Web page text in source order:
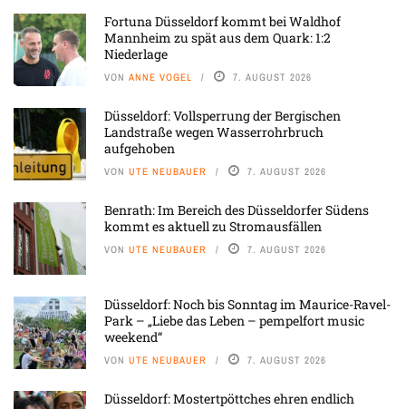
Fortuna Düsseldorf kommt bei Waldhof
Mannheim zu spät aus dem Quark: 1:2
Niederlage
VON ANNE VOGEL 7. AUGUST 2026
Düsseldorf: Vollsperrung der Bergischen
Landstraße wegen Wasserrohrbruch
aufgehoben
VON UTE NEUBAUER 7. AUGUST 2026
Benrath: Im Bereich des Düsseldorfer Südens
kommt es aktuell zu Stromausfällen
VON UTE NEUBAUER 7. AUGUST 2026
Düsseldorf: Noch bis Sonntag im Maurice-Ravel-
Park – „Liebe das Leben – pempelfort music
weekend“
VON UTE NEUBAUER 7. AUGUST 2026
Düsseldorf: Mostertpöttches ehren endlich